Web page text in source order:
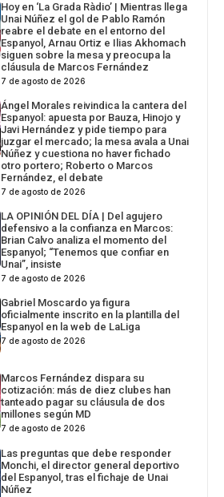
Hoy en ‘La Grada Ràdio’ | Mientras llega
Unai Núñez el gol de Pablo Ramón
reabre el debate en el entorno del
Espanyol, Arnau Ortiz e Ilias Akhomach
siguen sobre la mesa y preocupa la
cláusula de Marcos Fernández
7 de agosto de 2026
Ángel Morales reivindica la cantera del
Espanyol: apuesta por Bauza, Hinojo y
Javi Hernández y pide tiempo para
juzgar el mercado; la mesa avala a Unai
Núñez y cuestiona no haver fichado
otro portero; Roberto o Marcos
Fernández, el debate
7 de agosto de 2026
LA OPINIÓN DEL DÍA | Del agujero
defensivo a la confianza en Marcos:
Brian Calvo analiza el momento del
Espanyol; “Tenemos que confiar en
Unai”, insiste
7 de agosto de 2026
Gabriel Moscardo ya figura
oficialmente inscrito en la plantilla del
Espanyol en la web de LaLiga
7 de agosto de 2026
Marcos Fernández dispara su
cotización: más de diez clubes han
tanteado pagar su cláusula de dos
millones según MD
7 de agosto de 2026
Las preguntas que debe responder
Monchi, el director general deportivo
del Espanyol, tras el fichaje de Unai
Núñez